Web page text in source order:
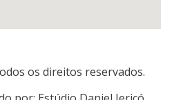
os direitos reservados.